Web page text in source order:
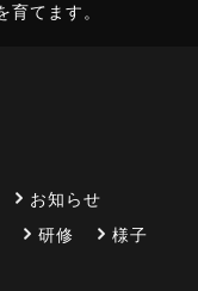
てます。
お知らせ
研修 様子